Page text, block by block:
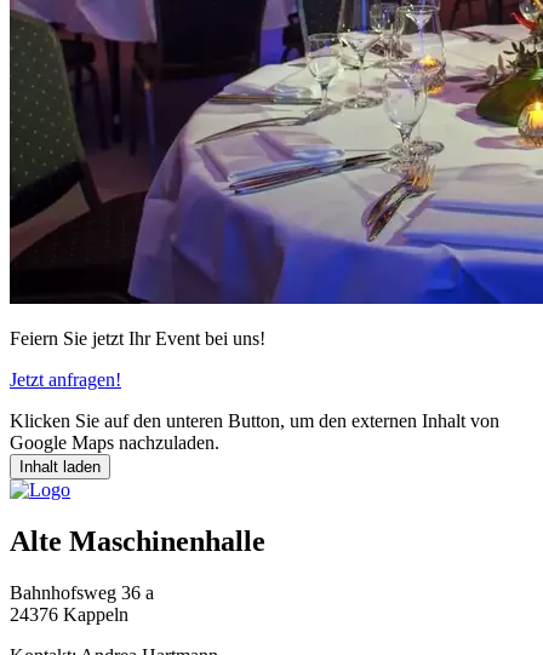
Feiern Sie jetzt Ihr Event bei uns!
Jetzt anfragen!
Klicken Sie auf den unteren Button, um den externen Inhalt von
Google Maps nachzuladen.
Inhalt laden
Alte Maschinenhalle
Bahnhofsweg 36 a
24376 Kappeln